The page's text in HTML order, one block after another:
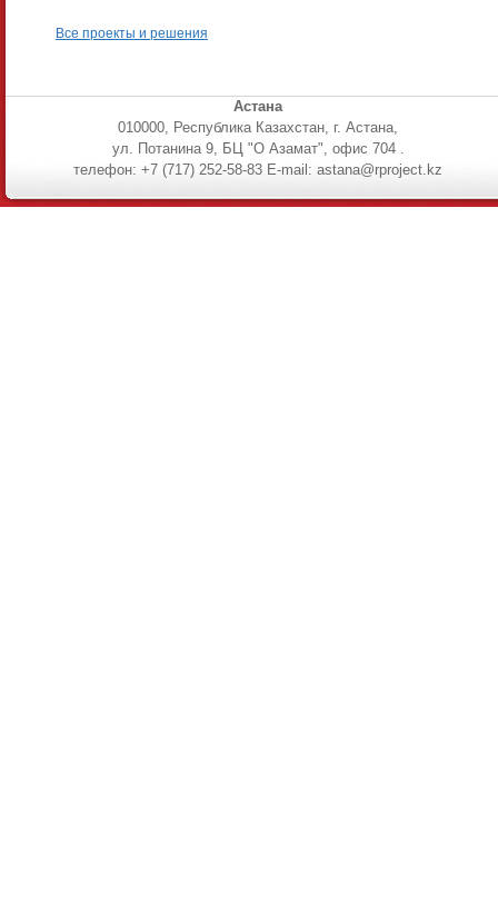
Все проекты и решения
Астана
010000, Республика Казахстан, г. Астана,
ул. Потанина 9, БЦ "О Азамат", офис 704 .
телефон: +7 (717) 252-58-83 E-mail: astana@rproject.kz